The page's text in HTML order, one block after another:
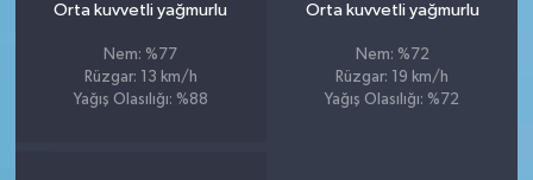
Orta kuvvetli yağmurlu
Nem: %77
Rüzgar: 13 km/h
Yağış Olasılığı: %88
Orta kuvvetli yağmurlu
Nem: %72
Rüzgar: 19 km/h
Yağış Olasılığı: %72